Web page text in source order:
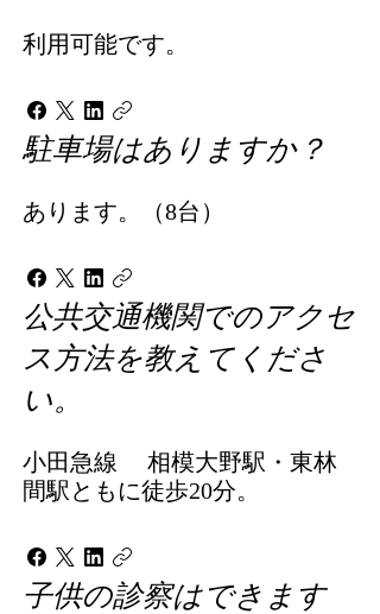
利用可能です。
駐車場はありますか？
あります。（8台）
公共交通機関でのアクセ
ス方法を教えてくださ
い。
小田急線 相模大野駅・東林
間駅ともに徒歩20分。
子供の診察はできます